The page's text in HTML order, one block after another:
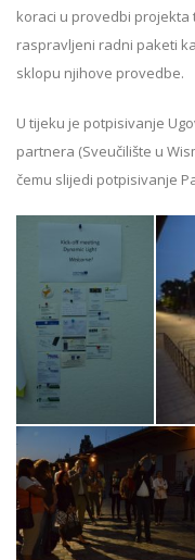
koraci u provedbi
raspravljeni radni paketi
sklopu njihove provedbe.
U tijeku je potpisivanje
partnera (Sveučilište u
čemu slijedi potpisivanje